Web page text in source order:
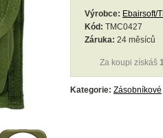
Výrobce: Ebairsoft/
Kód: TMC0427
Záruka: 24 měsíců
Za koupi získáš
Kategorie: Zásobníkové